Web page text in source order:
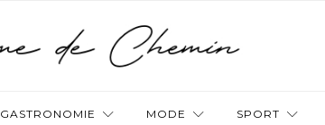
GASTRONOMIE MODE SPORT